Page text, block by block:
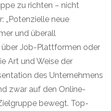
zu richten – nicht
„Potenzielle neue
und überall
Job-Plattformen oder
Art und Weise der
des Unternehmens
zwar auf den Online-
bewegt. Top-